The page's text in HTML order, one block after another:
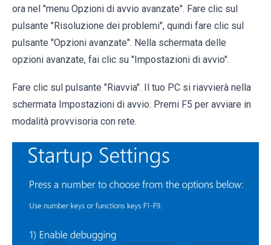
ora nel "menu Opzioni di avvio avanzate". Fare clic sul
pulsante "Risoluzione dei problemi", quindi fare clic sul
pulsante "Opzioni avanzate". Nella schermata delle
opzioni avanzate, fai clic su "Impostazioni di avvio".
Fare clic sul pulsante "Riavvia". Il tuo PC si riavvierà nella
schermata Impostazioni di avvio. Premi F5 per avviare in
modalità provvisoria con rete.